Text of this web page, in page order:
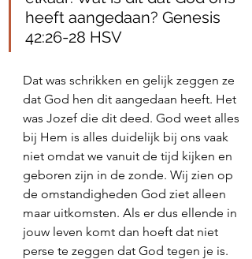
heeft aangedaan? Genesis
42:26‭-‬28 HSV
Dat was schrikken en gelijk zeggen ze
dat God hen dit aangedaan heeft. Het
was Jozef die dit deed. God weet alles
bij Hem is alles duidelijk bij ons vaak
niet omdat we vanuit de tijd kijken en
geboren zijn in de zonde. Wij zien op
de omstandigheden God ziet alleen
maar uitkomsten. Als er dus ellende in
jouw leven komt dan hoeft dat niet
perse te zeggen dat God tegen je is.